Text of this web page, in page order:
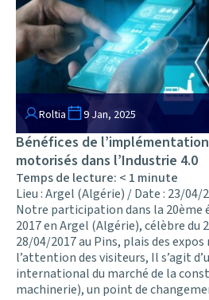
Roltia 9 Jan, 2025
Bénéfices de
motorisés dans l’Industrie 4.0
Temps de lecture: < 1 minute
Lieu : Argel (Algérie) / Date : 23/04/
Notre participation dans la 20ème
2017 en Argel (Algérie), célèbre du
28/04/2017 au Pins, plais des
l’attention des visiteurs, Il s’agit
international du marché de la
machinerie), un point de